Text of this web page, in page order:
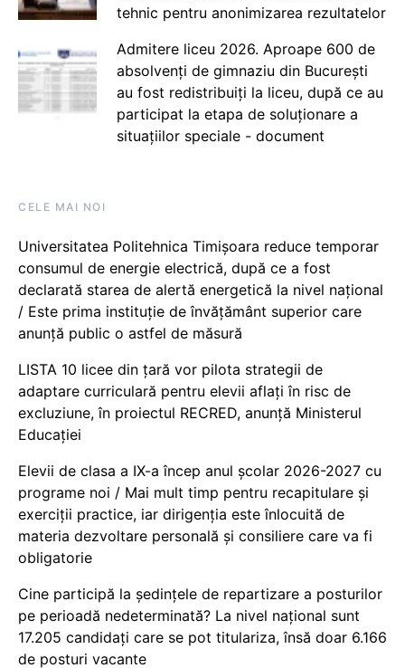
tehnic pentru anonimizarea rezultatelor
Admitere liceu 2026. Aproape 600 de
absolvenți de gimnaziu din București
au fost redistribuiți la liceu, după ce au
participat la etapa de soluționare a
situațiilor speciale - document
CELE MAI NOI
Universitatea Politehnica Timișoara reduce temporar
consumul de energie electrică, după ce a fost
declarată starea de alertă energetică la nivel național
/ Este prima instituție de învățământ superior care
anunță public o astfel de măsură
LISTA 10 licee din țară vor pilota strategii de
adaptare curriculară pentru elevii aflați în risc de
excluziune, în proiectul RECRED, anunță Ministerul
Educației
Elevii de clasa a IX-a încep anul școlar 2026-2027 cu
programe noi / Mai mult timp pentru recapitulare și
exerciții practice, iar dirigenția este înlocuită de
materia dezvoltare personală și consiliere care va fi
obligatorie
Cine participă la ședințele de repartizare a posturilor
pe perioadă nedeterminată? La nivel național sunt
17.205 candidați care se pot titulariza, însă doar 6.166
de posturi vacante